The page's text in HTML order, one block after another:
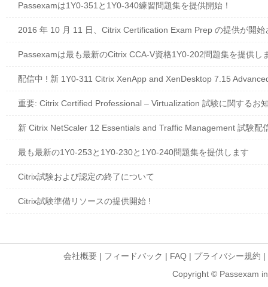
Passexamは1Y0-351と1Y0-340練習問題集を提供開始！
2016 年 10 月 11 日、Citrix Certification Exam Prep の提供が開始
Passexamは最も最新のCitrix CCA-V資格1Y0-202問題集を提供し
配信中 ! 新 1Y0-311 Citrix XenApp and XenDesktop 7.15
重要: Citrix Certified Professional – Virtualization 試験に関するお
新 Citrix NetScaler 12 Essentials and Traffic Management 試験配
最も最新の1Y0-253と1Y0-230と1Y0-240問題集を提供します
Citrix試験および認定の終了について
Citrix試験準備リソースの提供開始 !
会社概要 | フィードバック | FAQ | プライバシー規約 |
Copyright © Passexam